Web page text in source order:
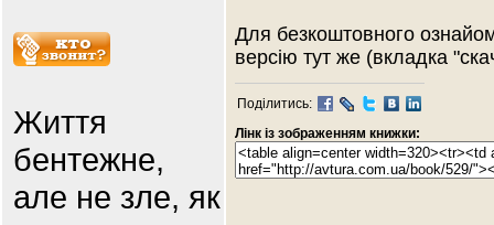
Життя
бентежне,
але не зле, як
Для безкоштовного
версію тут же (вкладка
Поділитись:
Лінк із зображенням книжки: